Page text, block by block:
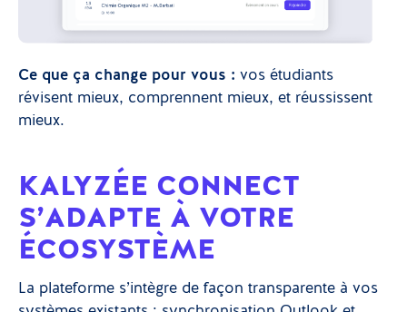
Ce que ça change pour vous : vos étudiants
révisent mieux, comprennent mieux, et réussissent
mieux.
KALYZÉE CONNECT
S’ADAPTE À VOTRE
ÉCOSYSTÈME
La plateforme s’intègre de façon transparente à vos